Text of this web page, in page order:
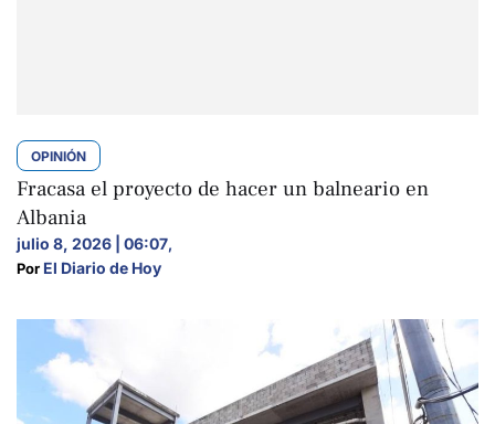
OPINIÓN
Fracasa el proyecto de hacer un balneario en
Albania
julio 8, 2026 | 06:07,
Por El Diario de Hoy